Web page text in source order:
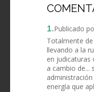
1.Publicado
Totalmente
llevando a la
en judicaturas
a cambio de...
energía que